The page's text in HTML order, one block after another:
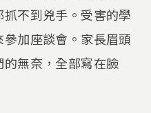
不到兇手。受害的學
加座談會。家長眉頭
無奈，全部寫在臉